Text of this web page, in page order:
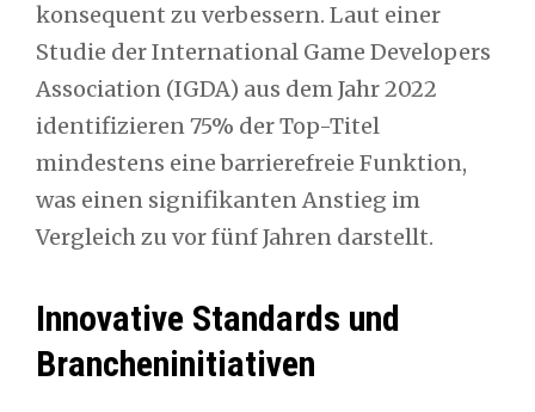
konsequent zu verbessern. Laut einer
Studie der International Game Developers
Association (IGDA) aus dem Jahr 2022
identifizieren 75% der Top-Titel
mindestens eine barrierefreie Funktion,
was einen signifikanten Anstieg im
Vergleich zu vor fünf Jahren darstellt.
Innovative Standards und
Brancheninitiativen